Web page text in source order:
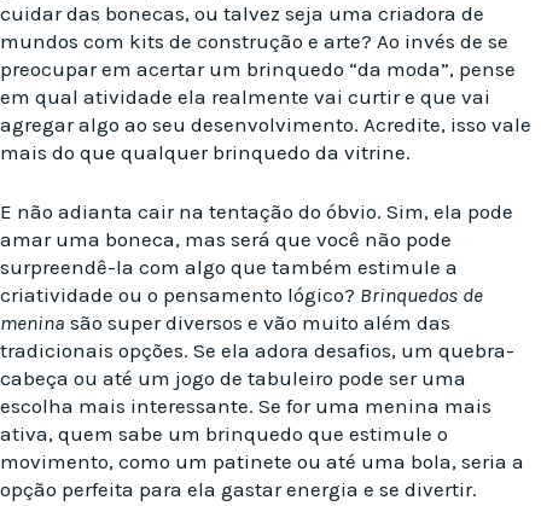
cuidar das bonecas, ou talvez seja uma criadora de
mundos com kits de construção e arte? Ao invés de se
preocupar em acertar um brinquedo “da moda”, pense
em qual atividade ela realmente vai curtir e que vai
agregar algo ao seu desenvolvimento. Acredite, isso vale
mais do que qualquer brinquedo da vitrine.
E não adianta cair na tentação do óbvio. Sim, ela pode
amar uma boneca, mas será que você não pode
surpreendê-la com algo que também estimule a
criatividade ou o pensamento lógico? Brinquedos de
menina são super diversos e vão muito além das
tradicionais opções. Se ela adora desafios, um quebra-
cabeça ou até um jogo de tabuleiro pode ser uma
escolha mais interessante. Se for uma menina mais
ativa, quem sabe um brinquedo que estimule o
movimento, como um patinete ou até uma bola, seria a
opção perfeita para ela gastar energia e se divertir.